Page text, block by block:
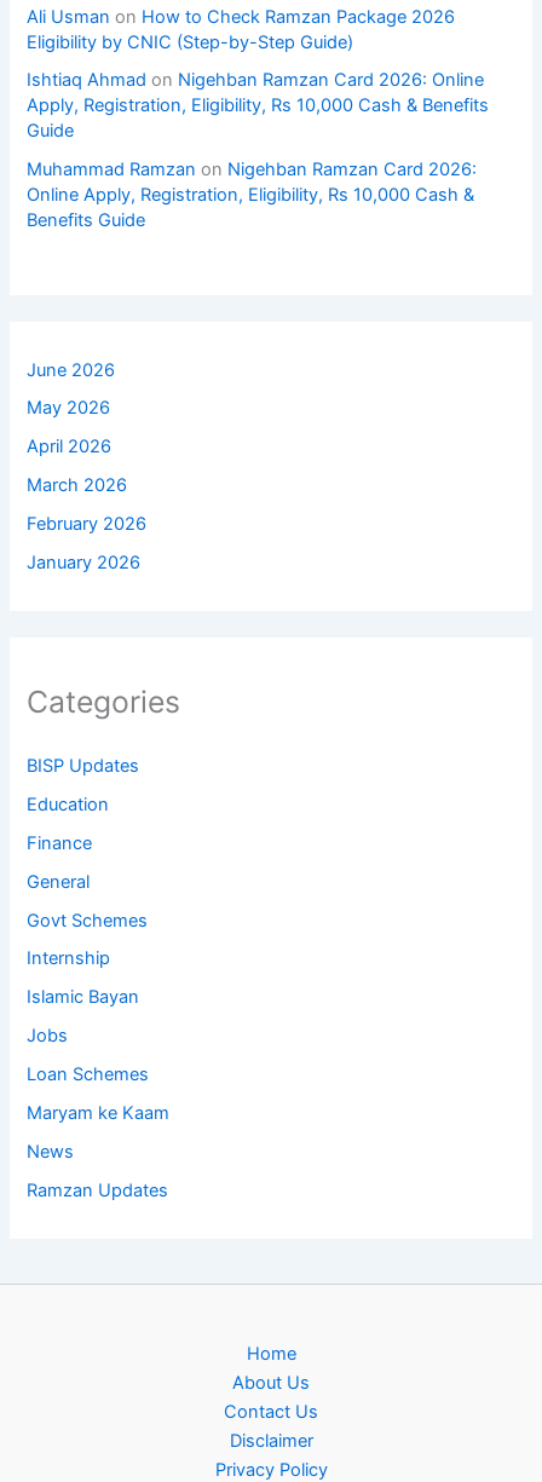
Ali Usman on How to Check Ramzan Package 2026
Eligibility by CNIC (Step-by-Step Guide)
Ishtiaq Ahmad on Nigehban Ramzan Card 2026: Online
Apply, Registration, Eligibility, Rs 10,000 Cash & Benefits
Guide
Muhammad Ramzan on Nigehban Ramzan Card 2026:
Online Apply, Registration, Eligibility, Rs 10,000 Cash &
Benefits Guide
June 2026
May 2026
April 2026
March 2026
February 2026
January 2026
Categories
BISP Updates
Education
Finance
General
Govt Schemes
Internship
Islamic Bayan
Jobs
Loan Schemes
Maryam ke Kaam
News
Ramzan Updates
Home
About Us
Contact Us
Disclaimer
Privacy Policy